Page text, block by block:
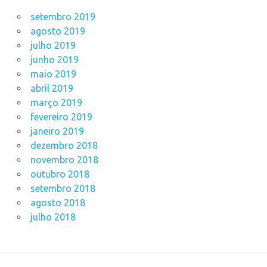
setembro 2019
agosto 2019
julho 2019
junho 2019
maio 2019
abril 2019
março 2019
fevereiro 2019
janeiro 2019
dezembro 2018
novembro 2018
outubro 2018
setembro 2018
agosto 2018
julho 2018